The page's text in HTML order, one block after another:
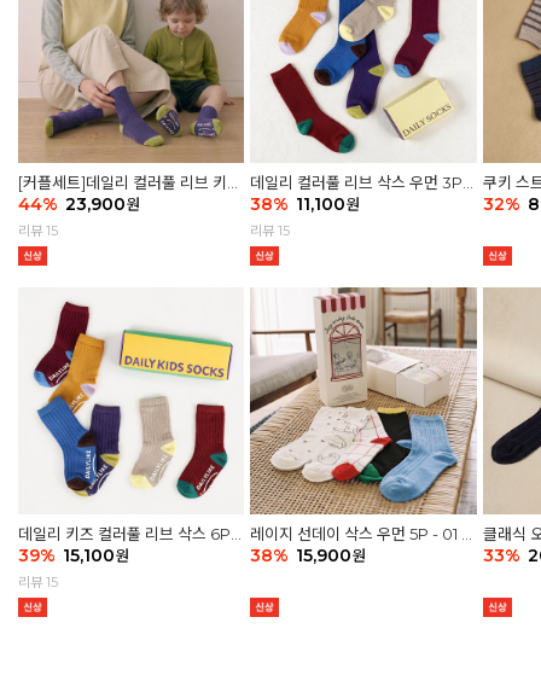
[커플세트]데일리 컬러풀 리브 키즈
6P & 우먼3P 삭스세트
44% 23,900원
리뷰 15
데일리 컬러풀 리브 삭스 우먼 3P
세트
38% 11,100원
리뷰 15
데일리 키즈 컬러풀 리브 삭스 6P -
03 세트
39% 15,100원
리뷰 15
레이지 선데이 삭스 우먼 5P - 01 G
athering
38% 15,900원
쿠키 스
32%
클래식
세트
33%